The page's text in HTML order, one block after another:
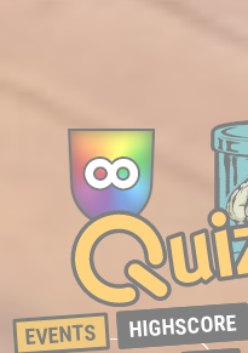
EVENTS HIGHSCORE